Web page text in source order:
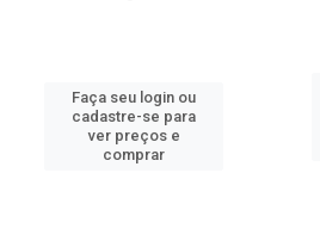
Faça seu login ou
cadastre-se para
ver preços e
comprar